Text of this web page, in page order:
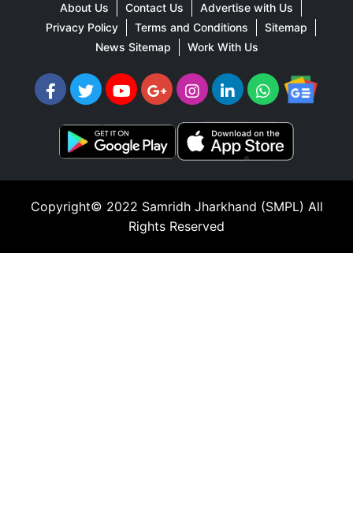
About Us Contact Us
Advertise with Us
Privacy Policy
Terms and Conditions
Sitemap
News Sitemap
Work With Us
Copyright© 2022 Samridh Jharkhand (SMPL) All
Rights Reserved